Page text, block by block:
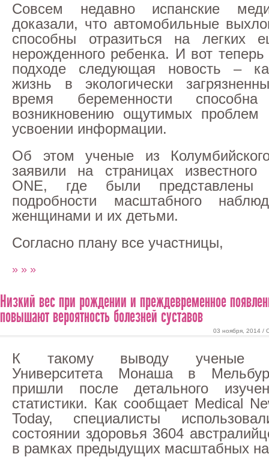
Совсем недавно испанские
доказали, что автомобильные
способны отразиться на легких
нерожденного ребенка. И вот теперь
подходе следующая новость –
жизнь в экологически
время беременности
возникновению ощутимых
усвоении информации.
Об этом ученые из
заявили на страницах известного
ONE, где были представлены
подробности масштабного
женщинами и их детьми.
Согласно плану все участницы,
» » »
Низкий вес при рождении и преждевременное
повышают вероятность болезней суставов
03 ноября, 2014 /
К такому выводу ученые
Университета Монаша в
пришли после детального
статистики. Как сообщает Medical
Today, специалисты
состоянии здоровья 3604
в рамках предыдущих масштабных